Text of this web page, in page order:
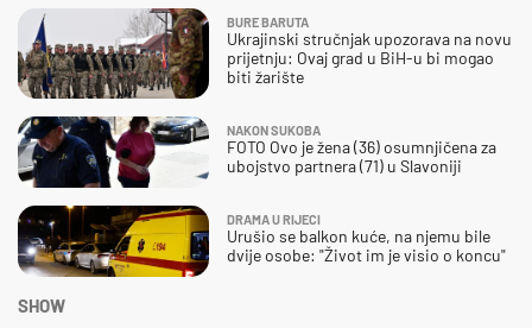
BURE BARUTA
Ukrajinski stručnjak upozorava na novu
prijetnju: Ovaj grad u BiH-u bi mogao
biti žarište
NAKON SUKOBA
FOTO Ovo je žena (36) osumnjičena za
ubojstvo partnera (71) u Slavoniji
DRAMA U RIJECI
Urušio se balkon kuće, na njemu bile
dvije osobe: "Život im je visio o koncu"
SHOW